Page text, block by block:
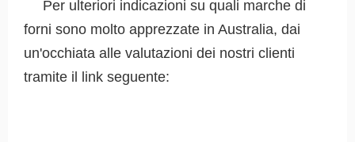
Per ulteriori indicazioni su quali marche di
forni sono molto apprezzate in Australia, dai
un'occhiata alle valutazioni dei nostri clienti
tramite il link seguente: